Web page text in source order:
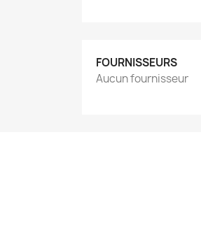
FOURNISSEURS
Aucun fournisseur